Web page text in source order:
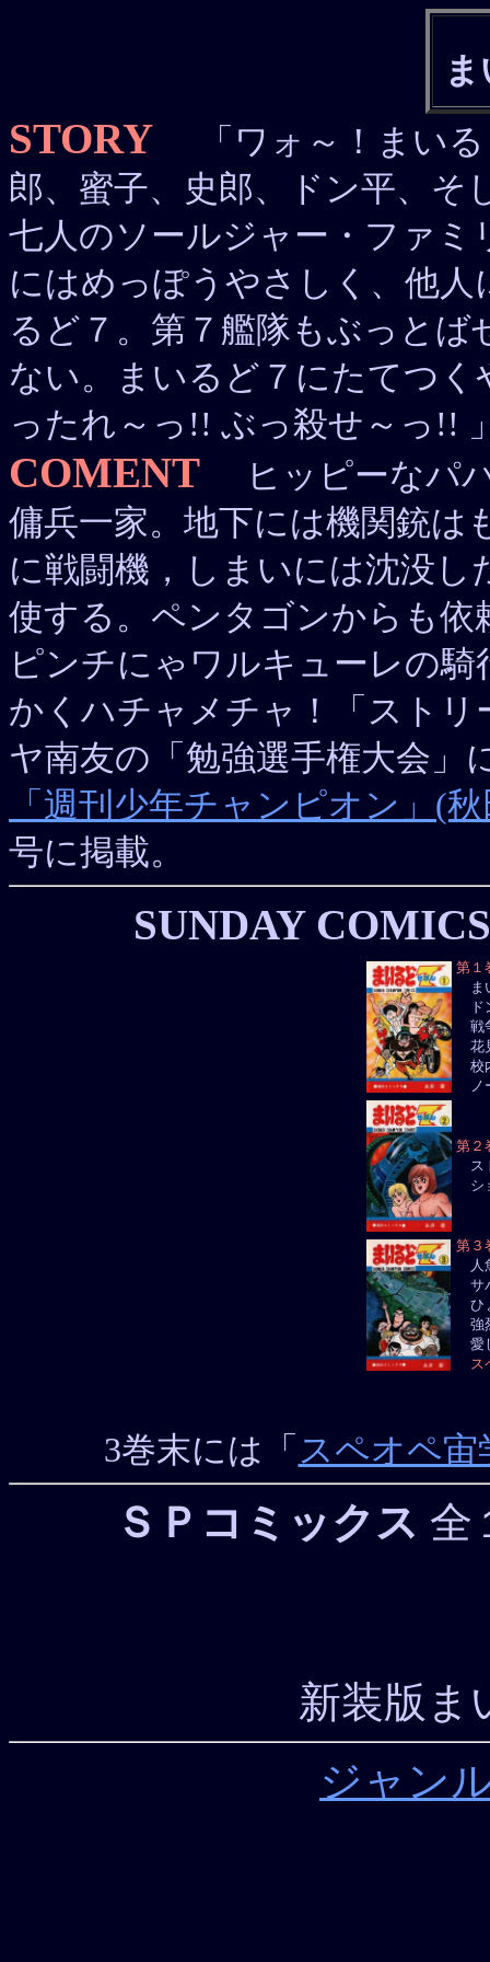
STORY
「ワォ～！まいる
郎、蜜子、史郎、ドン平、そ
七人のソールジャー・ファミ
にはめっぽうやさしく、他
るど７。第７艦隊もぶっと
ない。まいるど７にたてつ
ったれ～っ!! ぶっ殺せ～っ!!
COMENT
ヒッピーなパ
傭兵一家。地下には機関銃は
に戦闘機，しまいには沈没し
使する。ペンタゴンからも
ピンチにゃワルキューレの
かくハチャメチャ！「スト
ヤ南友の「勉強選手権大会」
「週刊少年チャンピオン」(
号に掲載。
SUNDAY COMICS
第１
ま
ド
戦
花
校
ノ
第２
ス
シ
第３
人
サ
ひ
強
愛
ス
3巻末には「 スペオペ宙
ＳＰコミックス 全
新装版
ジャン